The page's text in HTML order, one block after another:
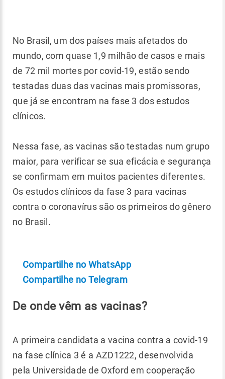
No Brasil, um dos países mais afetados do
mundo, com quase 1,9 milhão de casos e mais
de 72 mil mortes por covid-19, estão sendo
testadas duas das vacinas mais promissoras,
que já se encontram na fase 3 dos estudos
clínicos.
Nessa fase, as vacinas são testadas num grupo
maior, para verificar se sua eficácia e segurança
se confirmam em muitos pacientes diferentes.
Os estudos clínicos da fase 3 para vacinas
contra o coronavírus são os primeiros do gênero
no Brasil.
Compartilhe no WhatsApp
Compartilhe no Telegram
De onde vêm as vacinas?
A primeira candidata a vacina contra a covid-19
na fase clínica 3 é a AZD1222, desenvolvida
pela Universidade de Oxford em cooperação